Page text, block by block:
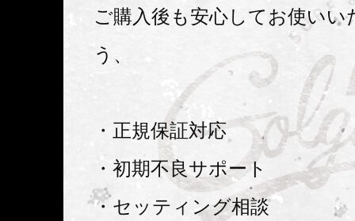
ご購入後も安心してお使いい
う、
・正規保証対応
・初期不良サポート
・セッティング相談